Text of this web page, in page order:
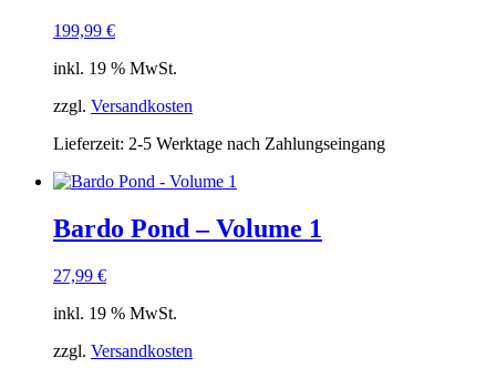
199,99 €
inkl. 19 % MwSt.
zzgl. Versandkosten
Lieferzeit: 2-5 Werktage nach Zahlungseingang
Bardo Pond – Volume 1
27,99 €
inkl. 19 % MwSt.
zzgl. Versandkosten